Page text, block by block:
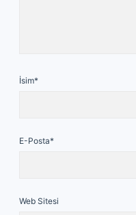
İsim*
E-Posta*
Web Sitesi